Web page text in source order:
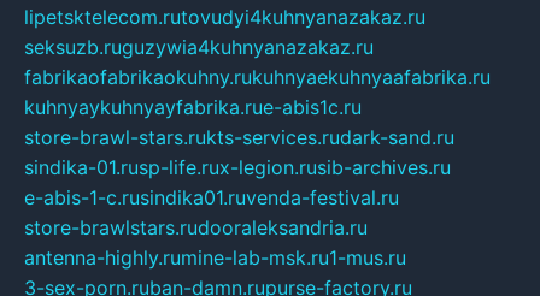
lipetsktelecom.rutovudyi4kuhnyanazakaz.ru
seksuzb.ruguzywia4kuhnyanazakaz.ru
fabrikaofabrikaokuhny.rukuhnyaekuhnyaafabrika.ru
kuhnyaykuhnyayfabrika.rue-abis1c.ru
store-brawl-stars.rukts-services.rudark-sand.ru
sindika-01.rusp-life.rux-legion.rusib-archives.ru
e-abis-1-c.rusindika01.ruvenda-festival.ru
store-brawlstars.rudooraleksandria.ru
antenna-highly.rumine-lab-msk.ru1-mus.ru
3-sex-porn.ruban-damn.rupurse-factory.ru